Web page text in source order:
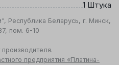
1 Штука
Республика Беларусь, г. Минск,
пом. 6-10
предприятия «Платина-